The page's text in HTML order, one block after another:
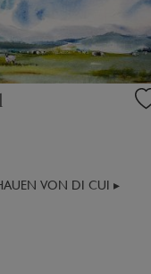
VON DI CUI ▸